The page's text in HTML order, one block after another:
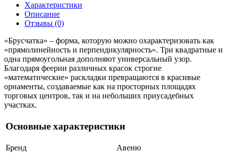
Характеристики
Описание
Отзывы (0)
«Брусчатка» – форма, которую можно охарактеризовать как
«прямолинейность и перпендикулярность». Три квадратные и
одна прямоугольная дополняют универсальный узор.
Благодаря феерии различных красок строгие
«математические» раскладки превращаются в красивые
орнаменты, создаваемые как на просторных площадях
торговых центров, так и на небольших приусадебных
участках.
Основные характеристики
Бренд
Авеню